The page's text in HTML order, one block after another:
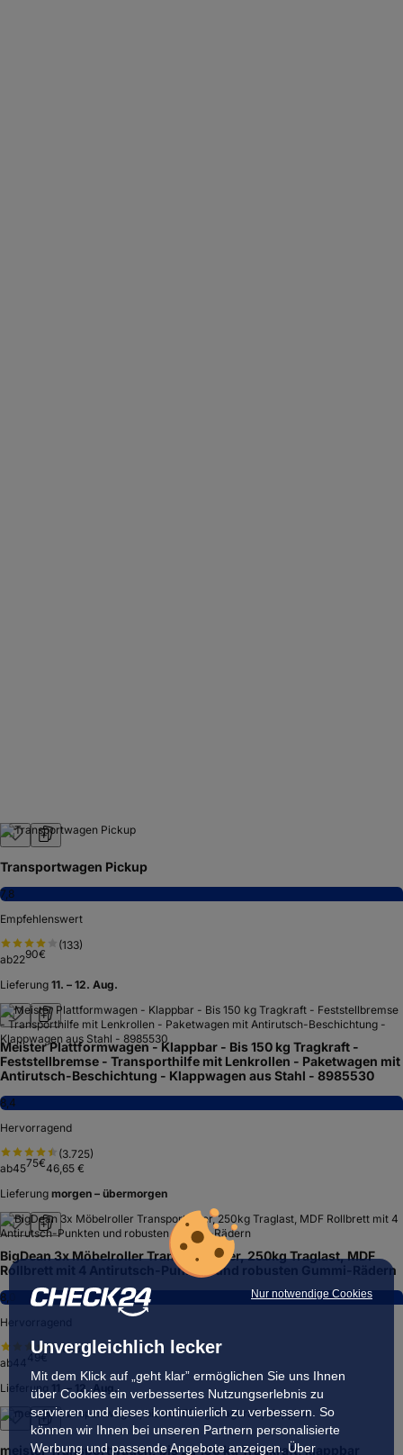
Nur notwendige Cookies
Unvergleichlich lecker
Mit dem Klick auf „geht klar” ermöglichen Sie uns Ihnen
über Cookies ein verbessertes Nutzungserlebnis zu
servieren und dieses kontinuierlich zu verbessern. So
können wir Ihnen bei unseren Partnern personalisierte
Werbung und passende Angebote anzeigen. Über
Transportwagen Pickup
7,8
Empfehlenswert
(133)
ab2290€
Lieferung 11. – 12. Aug.
Meister Plattformwagen - Klappbar - Bis 150 kg Tragkraft -
Feststellbremse - Transporthilfe mit Lenkrollen - Paketwagen mit
Antirutsch-Beschichtung - Klappwagen aus Stahl - 8985530
8,4
Hervorragend
(3.725)
ab4575€46,65 €
Lieferung morgen – übermorgen
BigDean 3x Möbelroller Transportroller, 250kg Traglast, MDF
Rollbrett mit 4 Antirutsch-Punkten und robusten Gummi-Rädern
8,0
Hervorragend
(885)
ab
49 €
Lieferung 11. – 12. Aug.
meister Transportwagen, bis zu 150 kg Tragkraft, klappbar